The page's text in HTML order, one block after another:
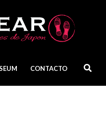
CONTACTO